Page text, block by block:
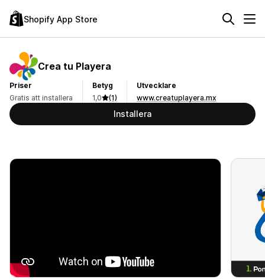
Shopify App Store
Crea tu Playera
Priser
Gratis att installera
Betyg
1,0
(1)
Utvecklare
www.creatuplayera.mx
Installera